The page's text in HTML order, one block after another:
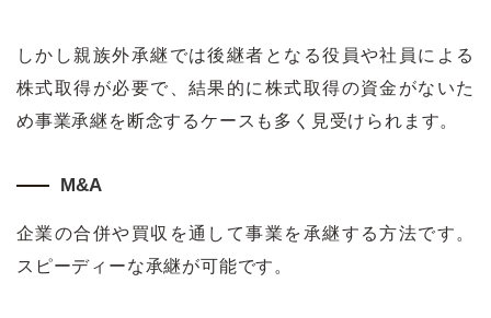
しかし親族外承継では後継者となる役員や社員による
株式取得が必要で、結果的に株式取得の資金がないた
め事業承継を断念するケースも多く見受けられます。
M&A
企業の合併や買収を通して事業を承継する方法です。
スピーディーな承継が可能です。